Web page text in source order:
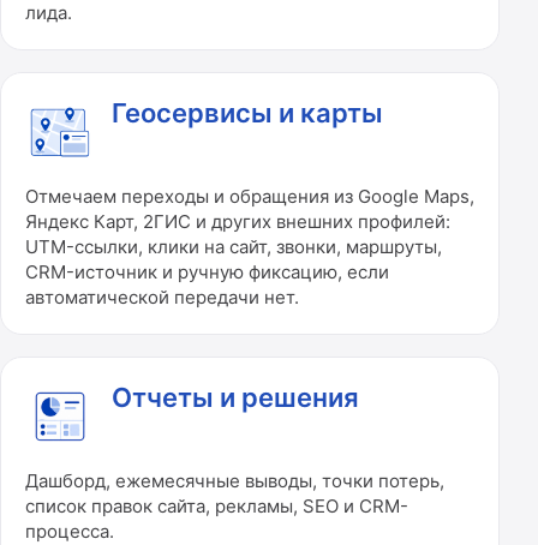
лида.
Геосервисы и карты
Отмечаем переходы и обращения из Google Maps,
Яндекс Карт, 2ГИС и других внешних профилей:
UTM-ссылки, клики на сайт, звонки, маршруты,
CRM-источник и ручную фиксацию, если
автоматической передачи нет.
Отчеты и решения
Дашборд, ежемесячные выводы, точки потерь,
список правок сайта, рекламы, SEO и CRM-
процесса.